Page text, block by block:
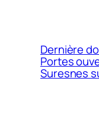
Dernière
Portes
Suresnes